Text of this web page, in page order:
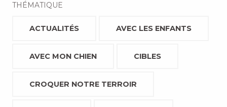
THÉMATIQUE
ACTUALITÉS AVEC LES ENFANTS
AVEC MON CHIEN CIBLES
CROQUER NOTRE TERROIR